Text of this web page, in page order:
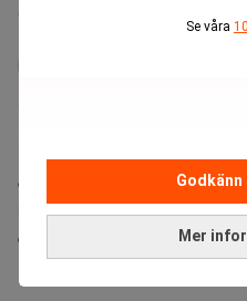
Se våra
Mer
av el. (Foto: Jeff Chiu /AP/TT/)
Microsoft lättar på
expandera sin AI-satsning.
levererar oljejätten
det stora datacentret i